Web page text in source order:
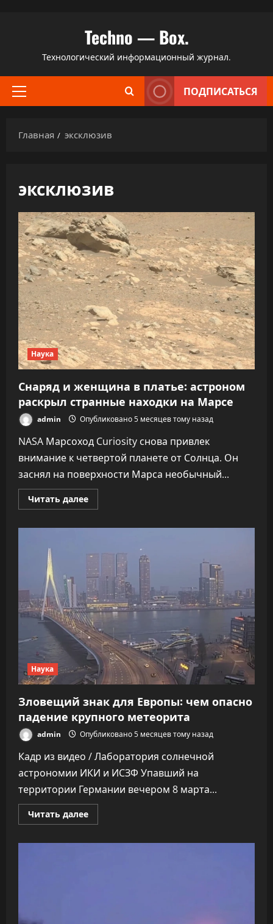
содержимому
Techno — Box.
Технологический информационный журнал.
Основное
ПОДПИСАТЬСЯ
Главная эксклюзив
эксклюзив
Наука
Снаряд и женщина в платье: астроном
раскрыл странные находки на Марсе
admin Опубликовано 5 месяцев тому назад
NASA Марсоход Curiosity снова привлек
внимание к четвертой планете от Солнца. Он
заснял на поверхности Марса необычный...
Читать далееПрочитать
больше
платье:
астроном
раскрыл
странные
находки
на
Марсе
Наука
Зловещий знак для Европы: чем опасно
падение крупного метеорита
admin Опубликовано 5 месяцев тому назад
Кадр из видео / Лаборатория солнечной
астрономии ИКИ и ИСЗФ Упавший на
территории Германии вечером 8 марта...
Читать далееПрочитать
больше